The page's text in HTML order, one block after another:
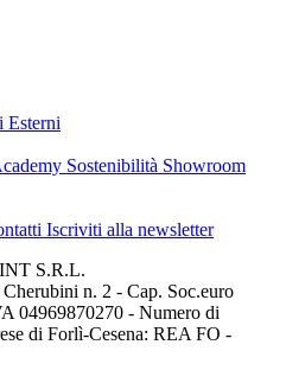
Esterni
Sostenibilità Showroom
Iscriviti alla newsletter
S.R.L.
n. 2 - Cap. Soc.euro
04969870270 - Numero di
di Forlì-Cesena: REA FO -